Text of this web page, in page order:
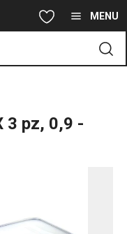
MENU
3 pz, 0,9 -